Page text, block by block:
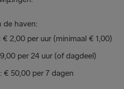
de haven:
2,00 per uur (minimaal € 1,00)
per 24 uur (of dagdeel)
€ 50,00 per 7 dagen